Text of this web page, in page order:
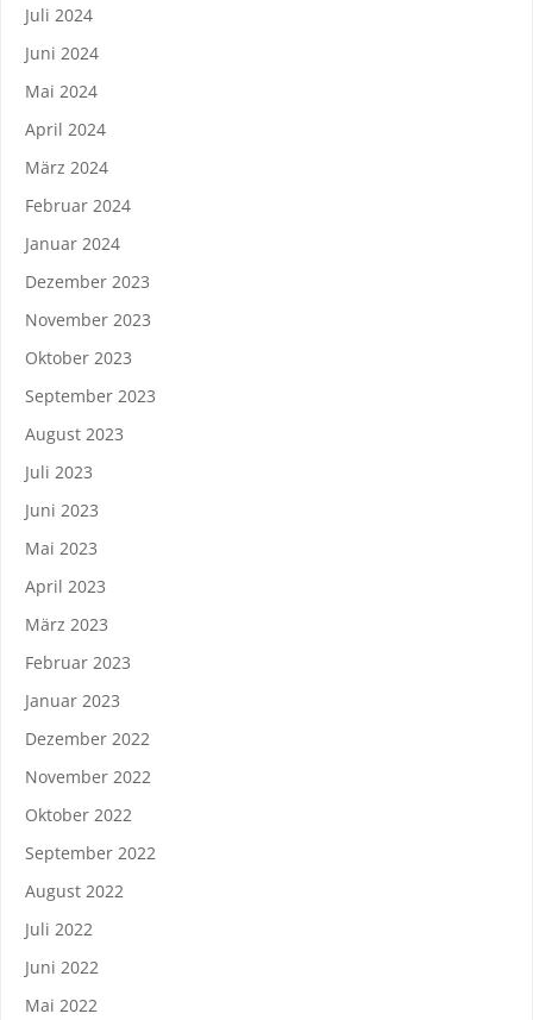
Juli 2024
Juni 2024
Mai 2024
April 2024
März 2024
Februar 2024
Januar 2024
Dezember 2023
November 2023
Oktober 2023
September 2023
August 2023
Juli 2023
Juni 2023
Mai 2023
April 2023
März 2023
Februar 2023
Januar 2023
Dezember 2022
November 2022
Oktober 2022
September 2022
August 2022
Juli 2022
Juni 2022
Mai 2022